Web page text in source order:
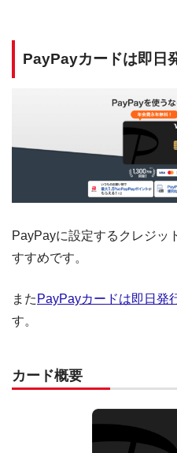
PayPayカードは即日
PayPayに設定するクレジッ
すすめです。
また PayPayカードは即日発
す。
カード概要